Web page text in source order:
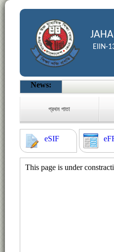
EIIN-
News:
প্রথম পাতা
eSIF
This page is under